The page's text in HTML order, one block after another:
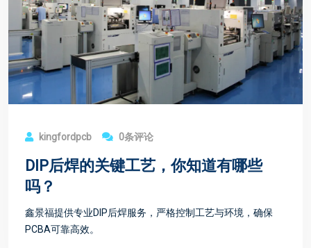
kingfordpcb 0条评论
DIP后焊的关键工艺，你知道有哪些
吗？
鑫景福提供专业DIP后焊服务，严格控制工艺与环境，确保
PCBA可靠高效。